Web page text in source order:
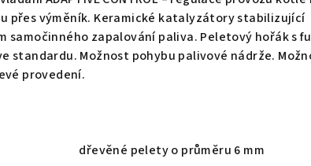
přes výměník. Keramické katalyzátory stabilizující
samočinného zapalování paliva. Peletový hořák s
standardu. Možnost pohybu palivové nádrže.
provedení.
dřevěné pelety o průměru 6 mm